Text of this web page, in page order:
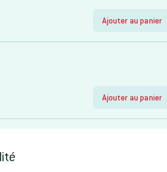
Ajouter au panier
Ajouter au panier